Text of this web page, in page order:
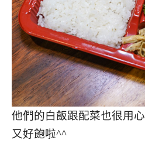
他們的白飯跟配菜也很用
又好飽啦^^